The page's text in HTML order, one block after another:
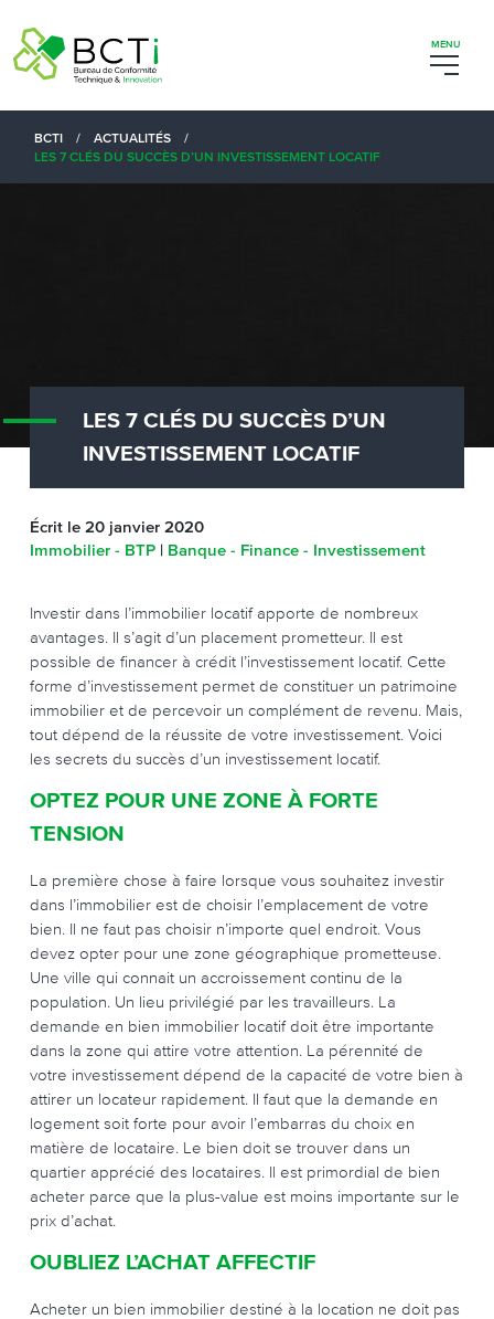
BCTI / ACTUALITÉS
/
LES 7 CLÉS DU SUCCÈS D’UN INVESTISSEMENT LOCATIF
LES 7 CLÉS DU SUCCÈS D’UN
INVESTISSEMENT LOCATIF
Écrit le 20 janvier 2020
Immobilier - BTP | Banque - Finance - Investissement
Investir dans l’immobilier locatif apporte de nombreux
avantages. Il s’agit d’un placement prometteur. Il est
possible de financer à crédit l’investissement locatif. Cette
forme d’investissement permet de constituer un patrimoine
immobilier et de percevoir un complément de revenu. Mais,
tout dépend de la réussite de votre investissement. Voici
les secrets du succès d’un investissement locatif.
OPTEZ POUR UNE ZONE À FORTE
TENSION
La première chose à faire lorsque vous souhaitez investir
dans l’immobilier est de choisir l’emplacement de votre
bien. Il ne faut pas choisir n’importe quel endroit. Vous
devez opter pour une zone géographique prometteuse.
Une ville qui connait un accroissement continu de la
population. Un lieu privilégié par les travailleurs. La
demande en bien immobilier locatif doit être importante
dans la zone qui attire votre attention. La pérennité de
votre investissement dépend de la capacité de votre bien à
attirer un locateur rapidement. Il faut que la demande en
logement soit forte pour avoir l’embarras du choix en
matière de locataire. Le bien doit se trouver dans un
quartier apprécié des locataires. Il est primordial de bien
acheter parce que la plus-value est moins importante sur le
prix d’achat.
OUBLIEZ L’ACHAT AFFECTIF
Acheter un bien immobilier destiné à la location ne doit pas